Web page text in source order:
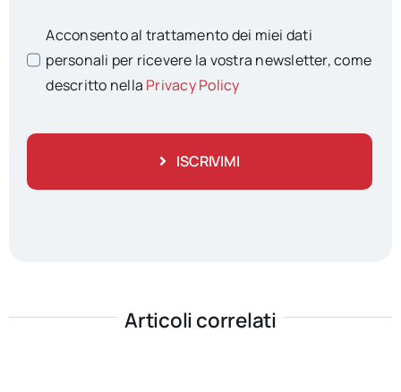
Acconsento al trattamento dei miei dati
personali per ricevere la vostra newsletter, come
descritto nella Privacy Policy
ISCRIVIMI
Articoli correlati